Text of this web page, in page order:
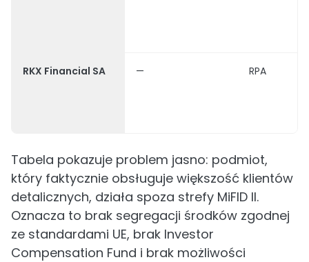
RKX Financial SA — RPA
Tabela pokazuje problem jasno: podmiot,
który faktycznie obsługuje większość klientów
detalicznych, działa spoza strefy MiFID II.
Oznacza to brak segregacji środków zgodnej
ze standardami UE, brak Investor
Compensation Fund i brak możliwości